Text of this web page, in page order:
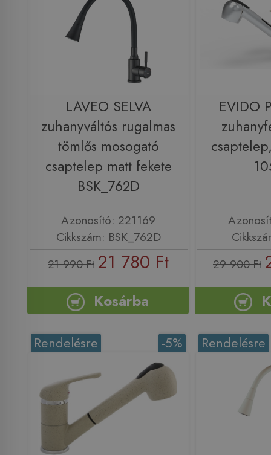
LAVEO SELVA
zuhanyváltós rugalmas
tömlős mosogató
csaptelep matt fekete
BSK_762D
Azonosító: 221169
Cikkszám: BSK_762D
21 990 Ft 21 780 Ft
Kosárba
EVIDO
29 900 Ft
-5%
Rendelésre Rendelésre